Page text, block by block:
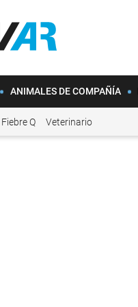
ANIMALES DE COMPAÑÍA
Fiebre Q Veterinario